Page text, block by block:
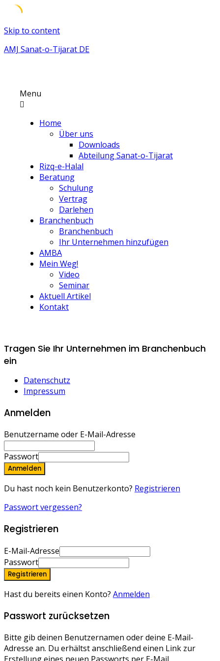
Skip to content
AMJ Sanat-o-Tijarat DE
Menu
Home
Über uns
Downloads
Abteilung Sanat-o-Tijarat
Rizq-e-Halal
Beratung
Schulung
Vertrag
Darlehen
Branchenbuch
Branchenbuch
Ihr Unternehmen hinzufügen
AMBA
Mein Weg!
Video
Seminar
Aktuell Artikel
Kontakt
Tragen Sie Ihr Unternehmen im Branchenbuch
ein
Datenschutz
Impressum
Anmelden
Benutzername oder E-Mail-Adresse
Passwort
Anmelden
Du hast noch kein Benutzerkonto? Registrieren
Passwort vergessen?
Registrieren
E-Mail-Adresse
Passwort
Registrieren
Hast du bereits einen Konto? Anmelden
Passwort zurücksetzen
Bitte gib deinen Benutzernamen oder deine E-Mail-
Adresse an. Du erhältst anschließend einen Link zur